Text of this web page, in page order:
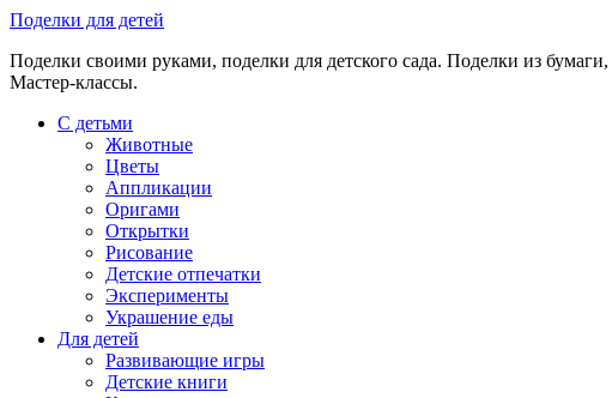
Skip
content
Поделки для детей
Поделки своими руками, поделки для детского сада. Поделки из
Мастер-классы.
С детьми
Животные
Цветы
Аппликации
Оригами
Открытки
Рисование
Детские отпечатки
Эксперименты
Украшение еды
Для детей
Развивающие игры
Детские книги